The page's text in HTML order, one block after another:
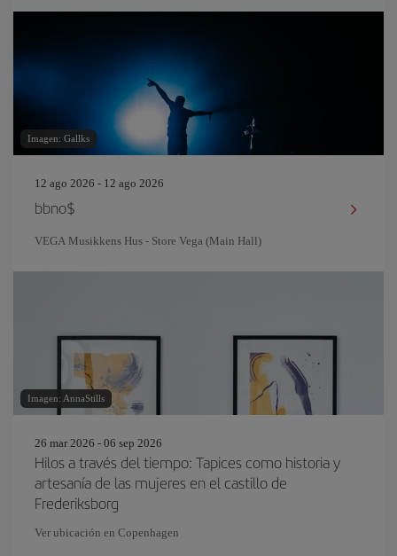
Imagen: Gallks
12 ago 2026 - 12 ago 2026
bbno$
VEGA Musikkens Hus - Store Vega (Main Hall)
Imagen: AnnaStills
26 mar 2026 - 06 sep 2026
Hilos a través del tiempo: Tapices como historia y
artesanía de las mujeres en el castillo de
Frederiksborg
Ver ubicación en Copenhagen